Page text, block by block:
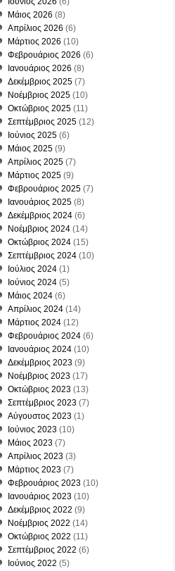
Μάιος 2026 (8)
Απρίλιος 2026 (6)
Μάρτιος 2026 (10)
Φεβρουάριος 2026 (6)
Ιανουάριος 2026 (8)
Δεκέμβριος 2025 (7)
Νοέμβριος 2025 (10)
Οκτώβριος 2025 (11)
Σεπτέμβριος 2025 (12)
Ιούνιος 2025 (6)
Μάιος 2025 (9)
Απρίλιος 2025 (7)
Μάρτιος 2025 (9)
Φεβρουάριος 2025 (7)
Ιανουάριος 2025 (8)
Δεκέμβριος 2024 (6)
Νοέμβριος 2024 (14)
Οκτώβριος 2024 (15)
Σεπτέμβριος 2024 (10)
Ιούλιος 2024 (1)
Ιούνιος 2024 (5)
Μάιος 2024 (6)
Απρίλιος 2024 (14)
Μάρτιος 2024 (12)
Φεβρουάριος 2024 (6)
Ιανουάριος 2024 (10)
Δεκέμβριος 2023 (9)
Νοέμβριος 2023 (17)
Οκτώβριος 2023 (13)
Σεπτέμβριος 2023 (7)
Αύγουστος 2023 (1)
Ιούνιος 2023 (10)
Μάιος 2023 (7)
Απρίλιος 2023 (3)
Μάρτιος 2023 (7)
Φεβρουάριος 2023 (10)
Ιανουάριος 2023 (10)
Δεκέμβριος 2022 (9)
Νοέμβριος 2022 (14)
Οκτώβριος 2022 (11)
Σεπτέμβριος 2022 (6)
Ιούνιος 2022 (5)